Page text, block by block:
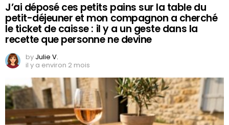
J’ai déposé ces petits pains sur la table du
petit-déjeuner et mon compagnon a cherché
le ticket de caisse : il y a un geste dans la
recette que personne ne devine
by Julie V.
il y a environ 2 mois